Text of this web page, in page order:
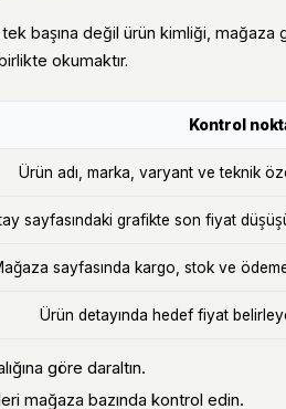
tek başına değil ürün kimliği, mağaza
okumaktır.
Kontrol
Ürün adı, marka, varyant ve teknik
sayfasındaki grafikte son fiyat
sayfasında kargo, stok ve
Ürün detayında hedef fiyat
göre daraltın.
mağaza bazında kontrol edin.